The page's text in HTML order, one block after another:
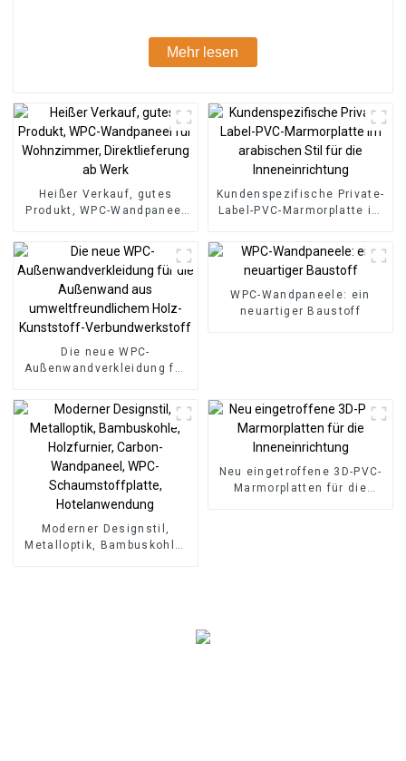
Mehr lesen
Heißer Verkauf, gutes
Produkt, WPC-Wandpaneel
Direktlieferung ab Werk
Kundenspezifische Private-
Label-PVC-Marmorplatte im
Inneneinrichtung
Die neue WPC-
Außenwandverkleidung für
umweltfreundlichem Holz-
Kunststoff-
Verbundwerkstoff
WPC-Wandpaneele: ein
neuartiger Baustoff
Moderner Designstil,
Metalloptik, Bambuskohle,
Neu eingetroffene 3D-PVC-
Marmorplatten für die